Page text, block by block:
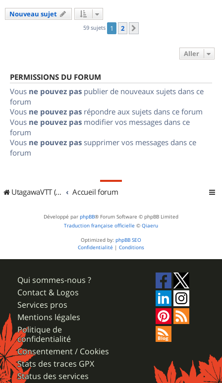
Nouveau sujet
59 sujets 1 2
Aller
PERMISSIONS DU FORUM
Vous ne pouvez pas publier de nouveaux sujets dans ce
forum
Vous ne pouvez pas répondre aux sujets dans ce forum
Vous ne pouvez pas modifier vos messages dans ce
forum
Vous ne pouvez pas supprimer vos messages dans ce
forum
UtagawaVTT (Randos VTT et VTTAE avec traces GPS) Accueil forum
Développé par phpBB® Forum Software © phpBB Limited
Traduction française officielle © Qiaeru
Optimized by: phpBB SEO
Confidentialité | Conditions
Qui sommes-nous ?
Contact & Logos
Services pros
Mentions légales
Politique de
confidentialité
Consentement / Cookies
Stats des traces GPX
Status des services